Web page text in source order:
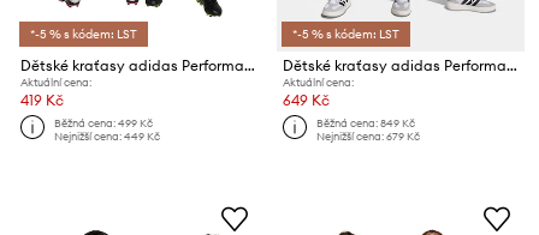
*-5 % s kódem: LST
Dětské kraťasy adidas Performance FORTORE23 SHO Y
Aktuální cena:
419 Kč
Běžná cena:499 Kč
Nejnižší cena:449 Kč
*-5 % s kódem: LST
Dětské kraťasy adidas Performance
Aktuální cena:
649 Kč
Běžná cena:849 Kč
Nejnižší cena:679 Kč